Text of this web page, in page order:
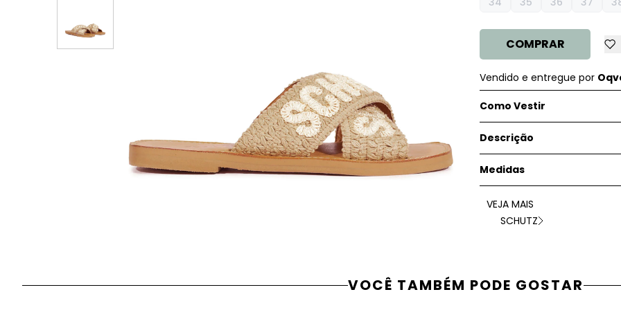
COMPRAR
Vendido e entregue por
Como Vestir
Descrição
Medidas
VEJA MAIS
SCHUTZ
VOCÊ TAMBÉM PODE GOSTAR